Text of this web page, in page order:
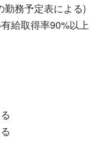
務予定表による)
給取得率90%以上